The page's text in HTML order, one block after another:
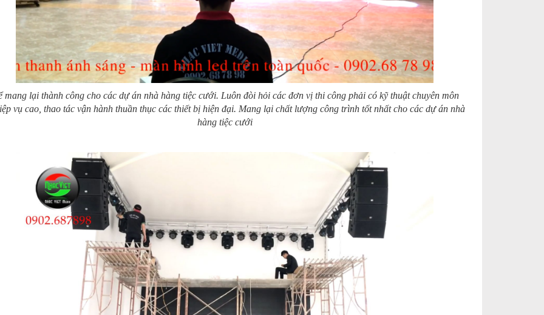
mang lại thành công cho các dự án nhà hàng tiệc cưới. Luôn đòi hỏi các đơn vị thi công phải có kỹ thuật chuyên môn
vụ cao, thao tác vận hành thuần thục các thiết bị hiện đại. Mang lại chất lượng công trình tốt nhất cho các dự án nhà
hàng tiệc cưới